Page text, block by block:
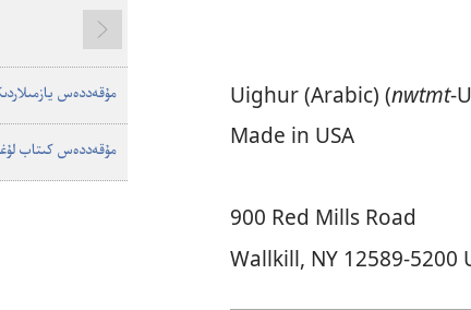
Uighur (Arabic) (nwtmt-
Made in USA
900 Red Mills Road
Wallkill, NY 12589-5200
ئالدىنقىسى
مۇ‌قە‌ددە‌س
مۇ‌قە‌ددە‌س كىتاب